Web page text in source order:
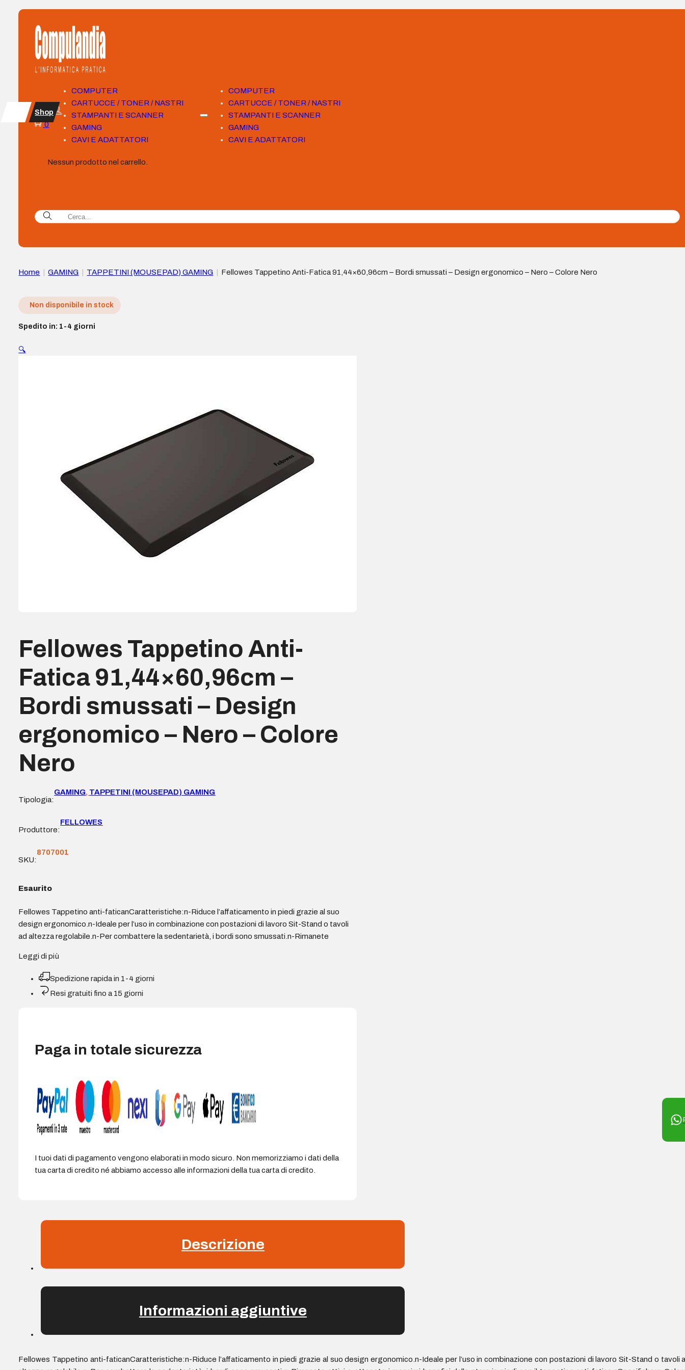
COMPUTER
CARTUCCE / TONER / NASTRI
STAMPANTI E SCANNER
GAMING
CAVI E ADATTATORI
COMPUTER
CARTUCCE / TONER / NASTRI
STAMPANTI E SCANNER
GAMING
CAVI E ADATTATORI
Shop
0
Nessun prodotto nel carrello.
Home GAMING TAPPETINI (MOUSEPAD) GAMING Fellowes Tappetino Anti-Fatica 91,44×60,96cm – Bordi smussati – Design ergonomico – Nero – Colore Nero
Non disponibile in stock
Spedito in: 1-4 giorni
🔍
Fellowes Tappetino Anti-
Fatica 91,44×60,96cm –
Bordi smussati – Design
ergonomico – Nero – Colore
Nero
Tipologia:
GAMING, TAPPETINI (MOUSEPAD) GAMING
Produttore:
FELLOWES
SKU:
8707001
Esaurito
Fellowes Tappetino anti-faticanCaratteristiche:n-Riduce l’affaticamento in piedi grazie al suo
design ergonomico.n-Ideale per l’uso in combinazione con postazioni di lavoro Sit-Stand o tavoli
ad altezza regolabile.n-Per combattere la sedentarietà, i bordi sono smussati.n-Rimanete
Leggi di più
Spedizione rapida in 1-4 giorni
Resi gratuiti fino a 15 giorni
Paga in totale sicurezza
I tuoi dati di pagamento vengono elaborati in modo sicuro. Non memorizziamo i dati della
tua carta di credito né abbiamo accesso alle informazioni della tua carta di credito.
Descrizione
Informazioni aggiuntive
Fellowes Tappetino anti-faticanCaratteristiche:n-Riduce l’affaticamento in piedi grazie al suo design ergonomico.n-Ideale per l’uso in combinazione con postazioni di lavoro Sit-Stand o tavoli